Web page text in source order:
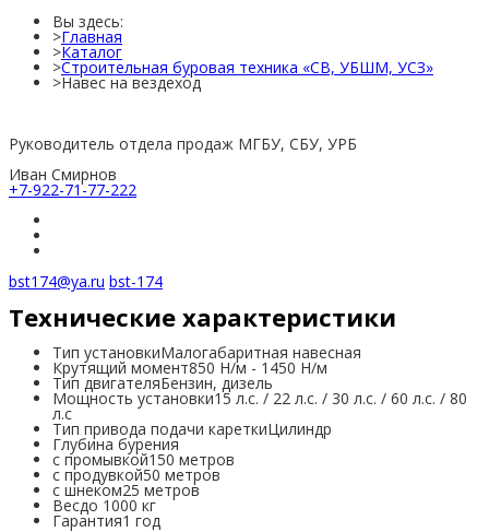
Вы здесь:
Главная
Каталог
Строительная буровая техника «СВ, УБШМ, УСЗ»
Навес на вездеход
Руководитель отдела продаж МГБУ, СБУ, УРБ
Иван Смирнов
+7-922-71-77-222
bst174@ya.ru bst-174
Технические характеристики
Тип установкиМалогабаритная навесная
Крутящий момент850 Н/м - 1450 Н/м
Тип двигателяБензин, дизель
Мощность установки15 л.с. / 22 л.с. / 30 л.с. / 60 л.с. / 80
л.с
Тип привода подачи кареткиЦилиндр
Глубина бурения
с промывкой150 метров
с продувкой50 метров
с шнеком25 метров
Весдо 1000 кг
Гарантия1 год